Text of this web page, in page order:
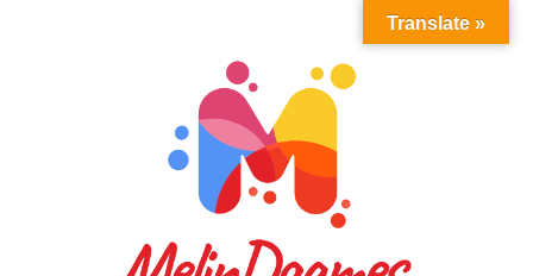
Translate »